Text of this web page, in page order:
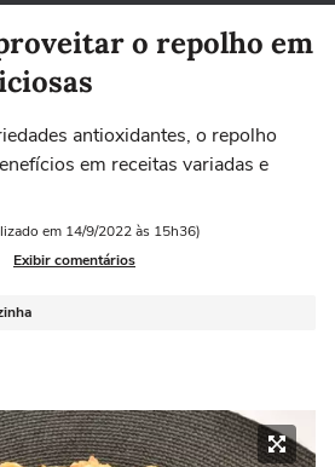
o repolho em
antioxidantes, o repolho
em receitas variadas e
em 14/9/2022 às 15h36)
Exibir comentários